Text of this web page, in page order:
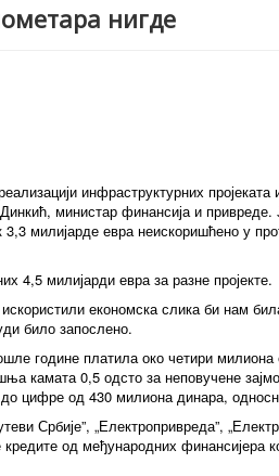
нигде
инфраструктурних
министар финансија и привреде.
3,3 милијарде евра неискоришћено у
4,5 милијарди евра за разне пројекте.
економска слика би нам
било запослено.
године платила око четири
камата 0,5 одсто за неповучене
цифре од 430 милиона динара,
Србије”, „Електропривреда”,
кредите од међународних финансијера